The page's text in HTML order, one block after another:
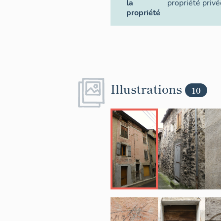
la
propriété
propriété
Illustrations 10